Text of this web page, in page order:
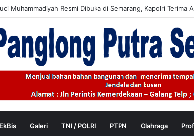
Saatnya Menata Kembali Hidup
EkBis Galeri TNI / POLRI PTPN Olahraga